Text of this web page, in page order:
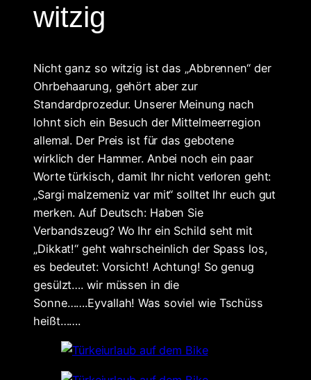
witzig
Nicht ganz so witzig ist das „Abbrennen“ der
Ohrbehaarung, gehört aber zur
Standardprozedur. Unserer Meinung nach
lohnt sich ein Besuch der Mittelmeerregion
allemal. Der Preis ist für das gebotene
wirklich der Hammer. Anbei noch ein paar
Worte türkisch, damit Ihr nicht verloren geht:
„Sargi malzemeniz var mit“ solltet Ihr euch gut
merken. Auf Deutsch: Haben Sie
Verbandszeug? Wo Ihr ein Schild seht mit
„Dikkat!“ geht wahrscheinlich der Spass los,
es bedeutet: Vorsicht! Achtung! So genug
gesülzt…. wir müssen in die
Sonne…….Eyvallah! Was soviel wie Tschüss
heißt…….